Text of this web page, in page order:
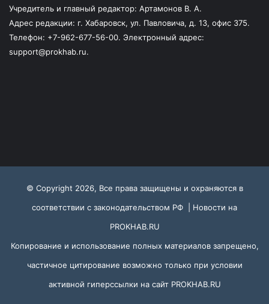
Учредитель и главный редактор: Артамонов В. А.
Адрес редакции: г. Хабаровск, ул. Павловича, д. 13, офис 375.
Телефон: +7-962-677-56-00. Электронный адрес:
support@prokhab.ru.
© Copyright 2026, Все права защищены и охраняются в
соответствии с законодательством РФ | Новости на
PROKHAB.RU
Копирование и использование полных материалов запрещено,
частичное цитирование возможно только при условии
активной гиперссылки на сайт PROKHAB.RU